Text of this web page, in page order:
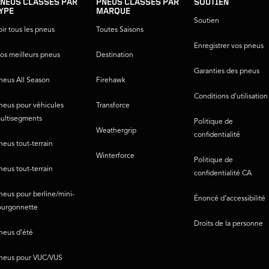
CLASSÉS PAR
tous les pneus
meilleurs pneus
All Season
pour véhicules
tout-terrain
tout-terrain
pour berline/mini-
d’été
pour VUC/VUS
PNEUS CLASSÉS PAR
MARQUE
Toutes Saisons
Destination
Firehawk
Transforce
Weathergrip
Winterforce
SOUTIEN
Soutien
Enregistrer vos pneus
Garanties des pneus
Conditions d’utilisation
Politique de
confidentialité
Politique de
confidentialité CA
Énoncé d’accessibilité
Droits de la personne